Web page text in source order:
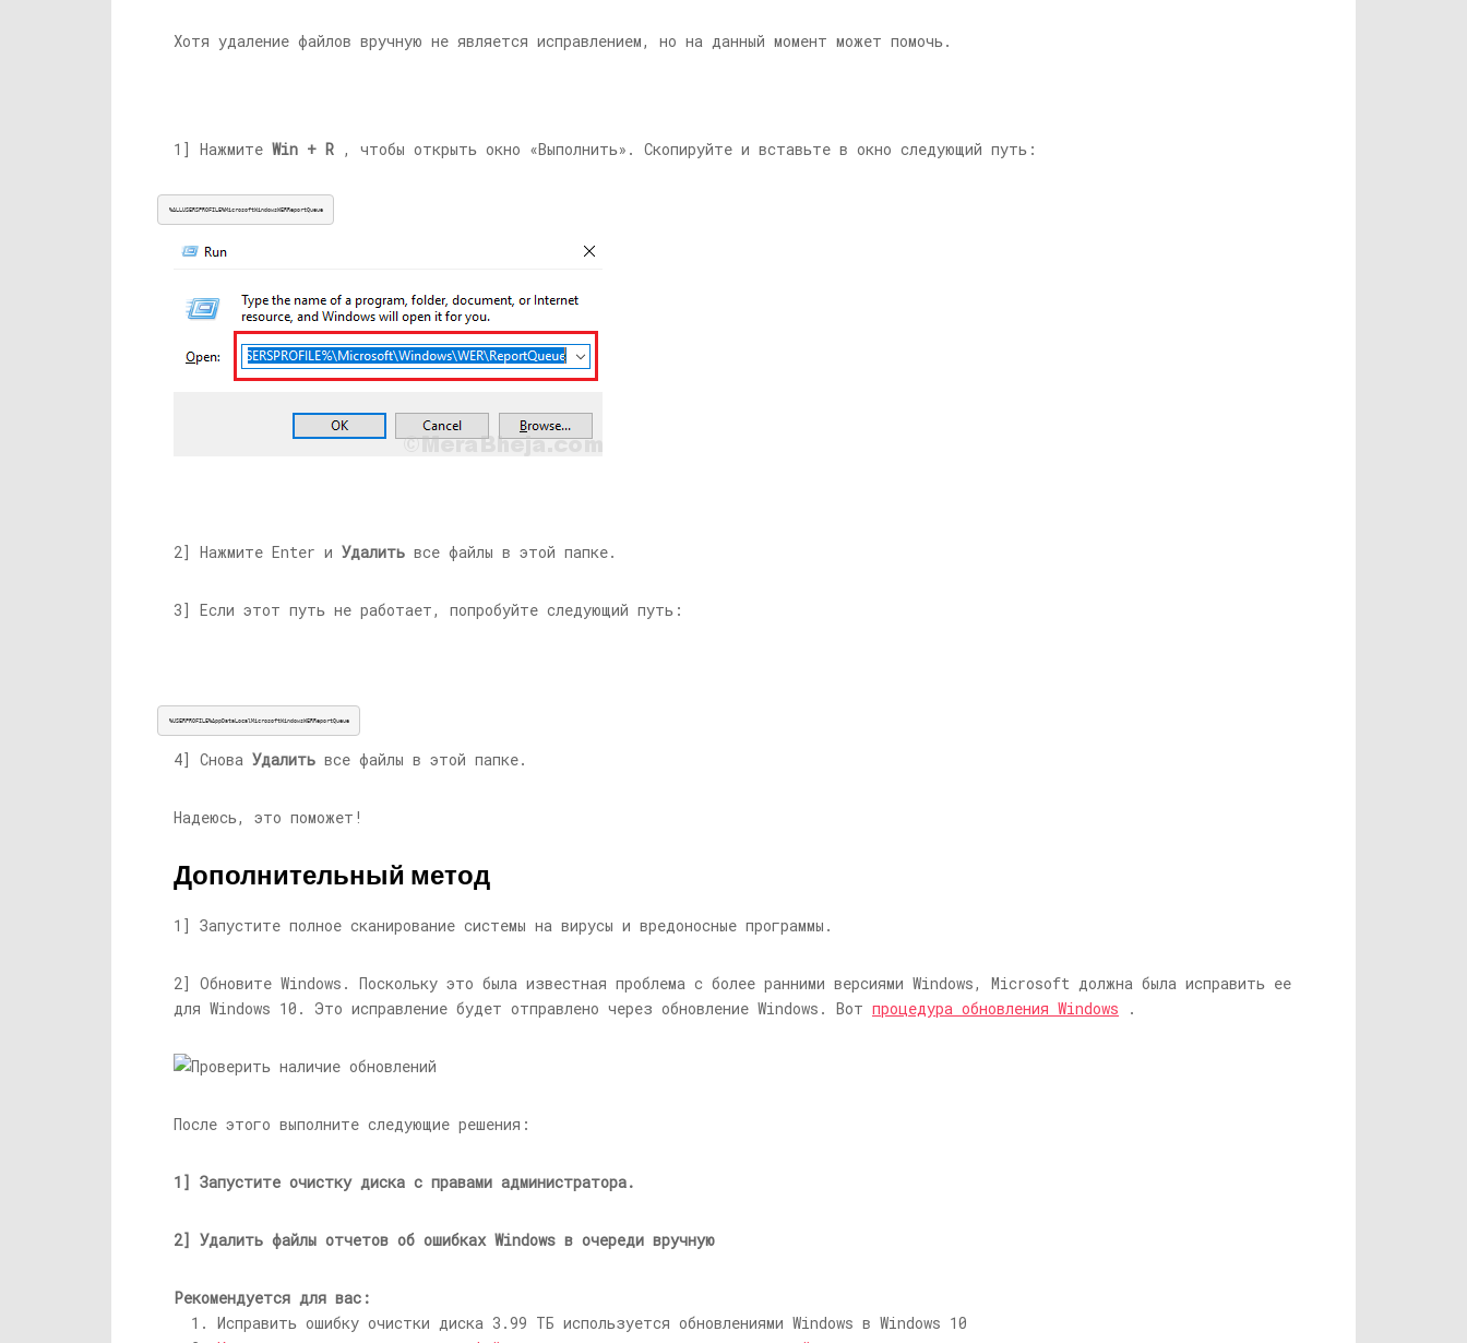
Хотя удаление файлов вручную не является исправлением, но на данный момент может помочь.
1] Нажмите Win + R , чтобы открыть окно «Выполнить». Скопируйте и вставьте в окно следующий путь:
%ALLUSERSPROFILE%MicrosoftWindowsWERReportQueue
2] Нажмите Enter и Удалить все файлы в этой папке.
3] Если этот путь не работает, попробуйте следующий путь:
%USERPROFILE%AppDataLocalMicrosoftWindowsWERReportQueue
4] Снова Удалить все файлы в этой папке.
Надеюсь, это поможет!
Дополнительный метод
1] Запустите полное сканирование системы на вирусы и вредоносные программы.
2] Обновите Windows. Поскольку это была известная проблема с более ранними версиями Windows, Microsoft должна была исправить ее
для Windows 10. Это исправление будет отправлено через обновление Windows. Вот процедура обновления Windows .
После этого выполните следующие решения:
1] Запустите очистку диска с правами администратора.
2] Удалить файлы отчетов об ошибках Windows в очереди вручную
Рекомендуется для вас:
Исправить ошибку очистки диска 3.99 ТБ используется обновлениями Windows в Windows 10